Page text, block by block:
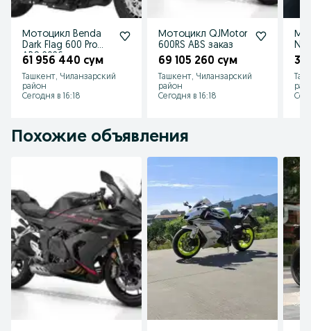
Мотоцикл Benda
Dark Flag 600 Pro
ABS 2026 заказ
61 956 440 сум
Ташкент, Чиланзарский
район
Сегодня в 16:18
Мотоцикл QJMotor
600RS ABS заказ
69 105 260 сум
Ташкент, Чиланзарский
район
Сегодня в 16:18
34
Похожие объявления